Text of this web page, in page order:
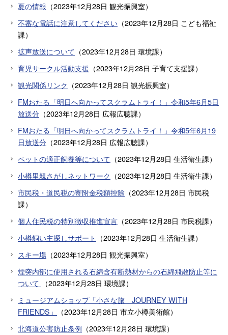
夏の情報 （2023年12月28日 観光振興室）
不審な電話に注意してください （2023年12月28日 こども福祉
課）
拡声放送について （2023年12月28日 環境課）
育児サークル活動支援 （2023年12月28日 子育て支援課）
観光関係リンク （2023年12月28日 観光振興室）
FMおたる「明日へ向かってスクラムトライ！」令和5年6月5日
放送分 （2023年12月28日 広報広聴課）
FMおたる「明日へ向かってスクラムトライ！」令和5年6月19
日放送分 （2023年12月28日 広報広聴課）
ペットの適正飼養等について （2023年12月28日 生活衛生課）
小樽里親さがしネットワーク （2023年12月28日 生活衛生課）
市民税・道民税の寄附金税額控除 （2023年12月28日 市民税
課）
個人住民税の特別徴収推進宣言 （2023年12月28日 市民税課）
小樽飼い主探しサポート （2023年12月28日 生活衛生課）
スキー場 （2023年12月28日 観光振興室）
煙突内部に使用される石綿含有断熱材からの石綿飛散防止等に
ついて
（2023年12月28日 環境課）
ミュージアムショップ「小さな旅 JOURNEY WITH
FRIENDS」
（2023年12月28日 市立小樽美術館）
北海道公害防止条例 （2023年12月28日 環境課）